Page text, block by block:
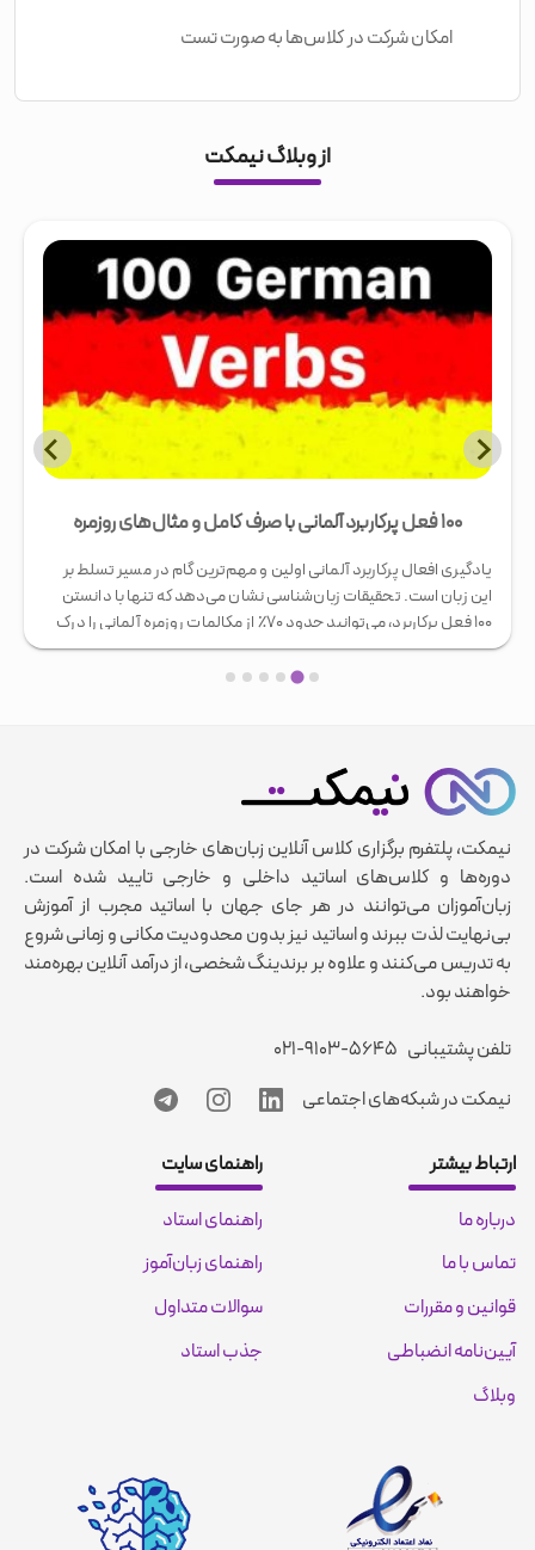
امکان شرکت در کلاس‌ها به صورت تست
از وبلاگ نیمکت
۱۰۰ فعل پرکاربرد آلمانی با صرف کامل و مثال‌های روزمره
یادگیری افعال پرکاربرد آلمانی اولین و مهم‌ترین گام در مسیر تسلط بر
این زبان است. تحقیقات زبان‌شناسی نشان می‌دهد که تنها با دانستن
۱۰۰ فعل پرکاربرد، می‌توانید حدود ۷۰٪ از مکالمات روزمره آلمانی را درک
کرده و در آن‌ها شرکت فعال داشته باشید. این آمار نشان می‌دهد چرا
تمرکز بر افعال کاربردی می‌تواند مسیر یادگیری …
نیمکت، پلتفرم برگزاری کلاس آنلاین زبان‌های خارجی با امکان شرکت در
دوره‌ها و کلاس‌های اساتید داخلی و خارجی تایید شده است.
زبان‌آموزان می‌توانند در هر جای جهان با اساتید مجرب از آموزش
بی‌نهایت لذت ببرند و اساتید نیز بدون محدودیت مکانی و زمانی شروع
به تدریس می‌کنند و علاوه بر برندینگ شخصی، از درآمد آنلاین بهره‌مند
خواهند بود.
تلفن پشتیبانی ۰۲۱-۹۱۰۳-۵۶۴۵
نیمکت در شبکه‌های اجتماعی
ارتباط بیشتر
درباره ما
تماس با ما
قوانین و مقررات
آیین‌نامه انضباطی
وبلاگ
راهنمای سایت
راهنمای استاد
راهنمای زبان‌آموز
سوالات متداول
جذب استاد